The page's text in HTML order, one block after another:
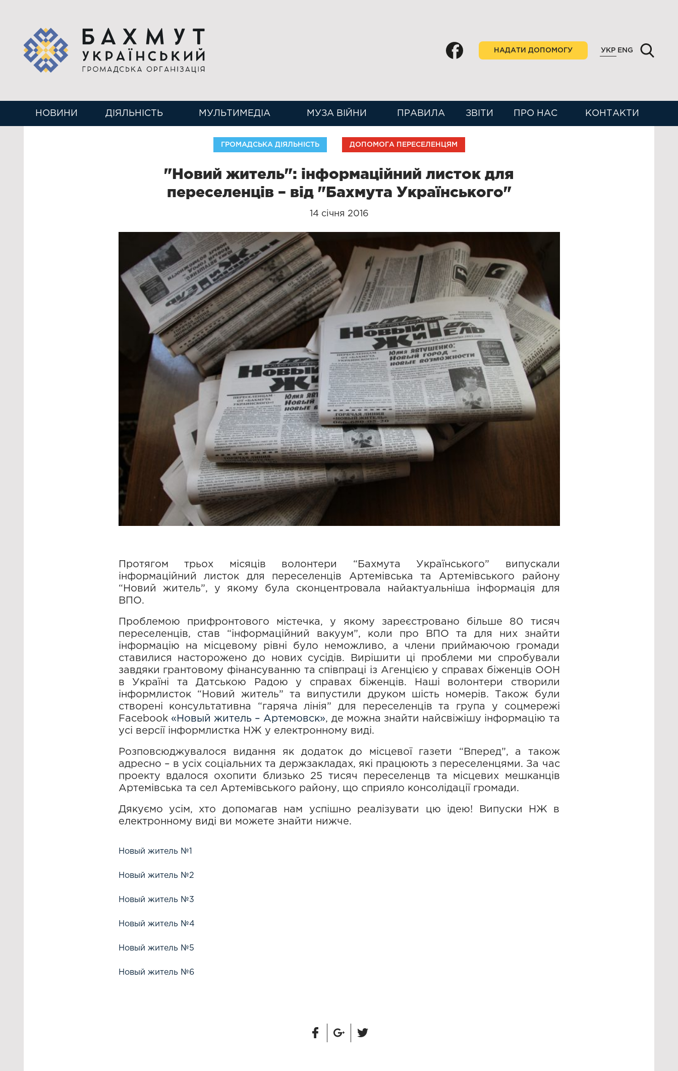
УКР ENG
НАДАТИ ДОПОМОГУ
НОВИНИ ДІЯЛЬНІСТЬ МУЛЬТИМЕДІА МУЗА ВІЙНИ ПРАВИЛА ЗВІТИ ПРО НАС КОНТАКТИ
ГРОМАДСЬКА ДІЯЛЬНІСТЬ ДОПОМОГА ПЕРЕСЕЛЕНЦЯМ
"Новий житель": інформаційний листок для
переселенців – від "Бахмута Українського"
14 січня 2016
Протягом трьох місяців волонтери “Бахмута Українського” випускали
інформаційний листок для переселенців Артемівська та Артемівського району
“Новий житель”, у якому була сконцентровала найактуальніша інформація для
ВПО.
Проблемою прифронтового містечка, у якому зареєстровано більше 80 тисяч
переселенців, став “інформаційний вакуум”, коли про ВПО та для них знайти
інформацію на місцевому рівні було неможливо, а члени приймаючою громади
ставилися насторожено до нових сусідів. Вирішити ці проблеми ми спробували
завдяки грантовому фінансуванню та співпраці із Агенцією у справах біженців ООН
в Україні та Датською Радою у справах біженців. Наші волонтери створили
інформлисток “Новий житель” та випустили друком шість номерів. Також були
створені консультативна “гаряча лінія” для переселенців та група у соцмережі
Facebook «Новый житель – Артемовск», де можна знайти найсвіжішу інформацію та
усі версії інформлистка НЖ у електронному виді.
Розповсюджувалося видання як додаток до місцевої газети “Вперед”, а також
адресно – в усіх соціальних та держзакладах, які працюють з переселенцями. За час
проекту вдалося охопити близько 25 тисяч переселенцв та місцевих мешканців
Артемівська та сел Артемівського району, що сприяло консолідації громади.
Дякуємо усім, хто допомагав нам успішно реалізувати цю ідею! Випуски НЖ в
електронному виді ви можете знайти нижче.
Новый житель №1
Новый житель №2
Новый житель №3
Новый житель №4
Новый житель №5
Новый житель №6